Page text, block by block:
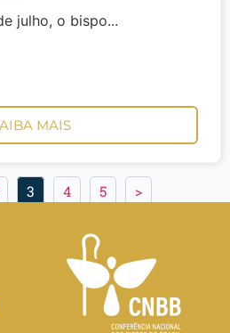
julho, o bispo...
MAIS
3 4 5 >